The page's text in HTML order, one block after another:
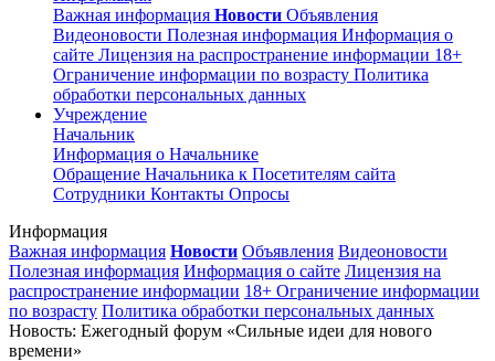
Важная информация Новости Объявления
Видеоновости Полезная информация Информация о
сайте Лицензия на распространение информации 18+
Ограничение информации по возрасту Политика
обработки персональных данных
Учреждение
Начальник
Информация о Начальнике
Обращение Начальника к Посетителям сайта
Сотрудники Контакты Опросы
Информация
Важная информация Новости Объявления Видеоновости
Полезная информация Информация о сайте Лицензия на
распространение информации 18+ Ограничение информации
по возрасту Политика обработки персональных данных
Новость: Ежегодный форум «Сильные идеи для нового
времени»